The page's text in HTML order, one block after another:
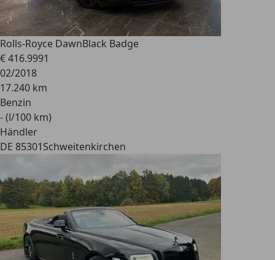
Rolls-Royce DawnBlack Badge
€ 416.9991
02/2018
17.240 km
Benzin
- (l/100 km)
Händler
DE 85301Schweitenkirchen